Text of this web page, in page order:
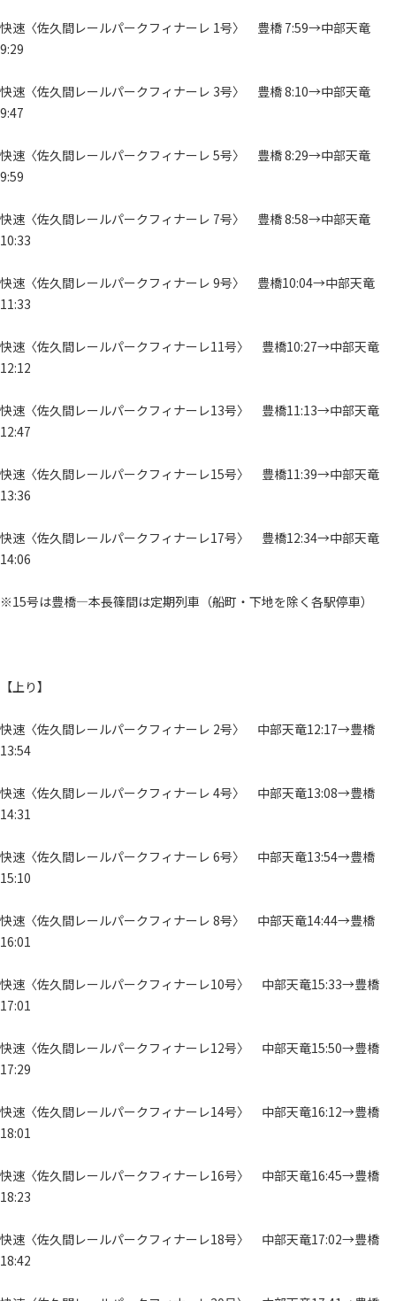
快速〈佐久間レールパークフィナーレ 1号〉 豊橋 7:59→中部天竜
9:29
快速〈佐久間レールパークフィナーレ 3号〉 豊橋 8:10→中部天竜
9:47
快速〈佐久間レールパークフィナーレ 5号〉 豊橋 8:29→中部天竜
9:59
快速〈佐久間レールパークフィナーレ 7号〉 豊橋 8:58→中部天竜
10:33
快速〈佐久間レールパークフィナーレ 9号〉 豊橋10:04→中部天竜
11:33
快速〈佐久間レールパークフィナーレ11号〉 豊橋10:27→中部天竜
12:12
快速〈佐久間レールパークフィナーレ13号〉 豊橋11:13→中部天竜
12:47
快速〈佐久間レールパークフィナーレ15号〉 豊橋11:39→中部天竜
13:36
快速〈佐久間レールパークフィナーレ17号〉 豊橋12:34→中部天竜
14:06
※15号は豊橋―本長篠間は定期列車（船町・下地を除く各駅停車）
【上り】
快速〈佐久間レールパークフィナーレ 2号〉 中部天竜12:17→豊橋
13:54
快速〈佐久間レールパークフィナーレ 4号〉 中部天竜13:08→豊橋
14:31
快速〈佐久間レールパークフィナーレ 6号〉 中部天竜13:54→豊橋
15:10
快速〈佐久間レールパークフィナーレ 8号〉 中部天竜14:44→豊橋
16:01
快速〈佐久間レールパークフィナーレ10号〉 中部天竜15:33→豊橋
17:01
快速〈佐久間レールパークフィナーレ12号〉 中部天竜15:50→豊橋
17:29
快速〈佐久間レールパークフィナーレ14号〉 中部天竜16:12→豊橋
18:01
快速〈佐久間レールパークフィナーレ16号〉 中部天竜16:45→豊橋
18:23
快速〈佐久間レールパークフィナーレ18号〉 中部天竜17:02→豊橋
18:42